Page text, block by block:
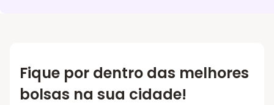
Fique por dentro das melhores
bolsas na sua cidade!